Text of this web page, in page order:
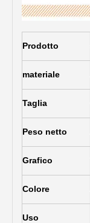
Prodotto
materiale
Taglia
Peso netto
Grafico
Colore
Uso